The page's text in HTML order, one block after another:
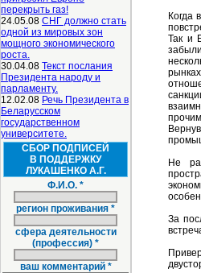
перекрыть газ!
24.05.08 СНГ должно стать
одной из мировых зон
мощного экономического
роста.
30.04.08 Текст послания
Президента народу и
парламенту.
12.02.08 Речь Президента в
Беларусском
государственном
университете.
СБОР ПОДПИСЕЙ
В ПОДДЕРЖКУ
ЛУКАШЕНКО А.Г.
Ф.И.О. *
регион проживания *
сфера деятельности
(профессия) *
ваш комментарий *
Когда
Так и
Не
За